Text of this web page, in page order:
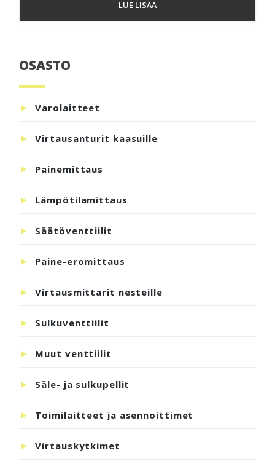
LUE LISÄÄ
Ensisijainen
sivupalkki
OSASTO
Varolaitteet
Virtausanturit kaasuille
Painemittaus
Lämpötilamittaus
Säätöventtiilit
Paine-eromittaus
Virtausmittarit nesteille
Sulkuventtiilit
Muut venttiilit
Säle- ja sulkupellit
Toimilaitteet ja asennoittimet
Virtauskytkimet